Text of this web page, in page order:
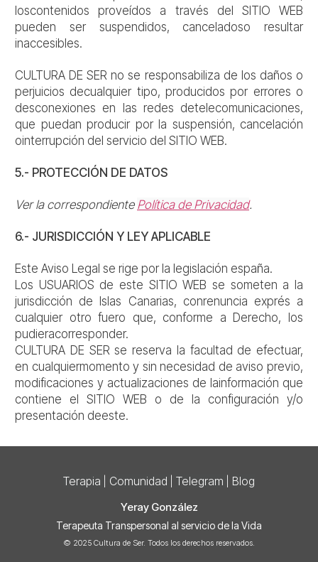
loscontenidos proveídos a través del SITIO WEB
pueden ser suspendidos, canceladoso resultar
inaccesibles.
CULTURA DE SER no se responsabiliza de los daños o
perjuicios decualquier tipo, producidos por errores o
desconexiones en las redes detelecomunicaciones,
que puedan producir por la suspensión, cancelación
ointerrupción del servicio del SITIO WEB.
5.- PROTECCIÓN DE DATOS
Ver la correspondiente Política de Privacidad.
6.- JURISDICCIÓN Y LEY APLICABLE
Este Aviso Legal se rige por la legislación españa.
Los USUARIOS de este SITIO WEB se someten a la
jurisdicción de Islas Canarias, conrenuncia exprés a
cualquier otro fuero que, conforme a Derecho, los
pudieracorresponder.
CULTURA DE SER se reserva la facultad de efectuar,
en cualquiermomento y sin necesidad de aviso previo,
modificaciones y actualizaciones de lainformación que
contiene el SITIO WEB o de la configuración y/o
presentación deeste.
Terapia Comunidad Telegram Blog
Yeray González
Terapeuta Transpersonal al servicio de la Vida
© 2025 Cultura de Ser. Todos los derechos reservados.